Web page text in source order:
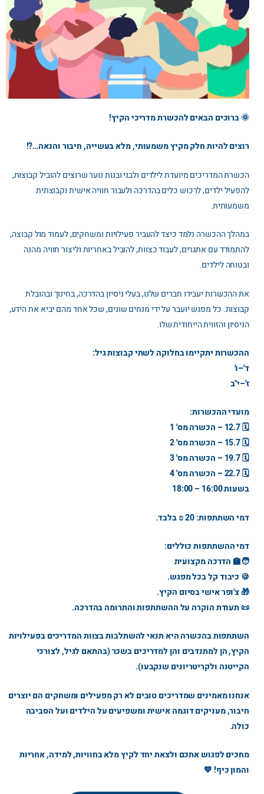
🌞 ברוכים הבאים להכשרת מדריכי הקיץ!
רוצים להיות חלק מקיץ משמעותי, מלא בעשייה, חיבור והנאה…?!
הכשרת המדריכים מיועדת לילדים ולבני ובנות נוער שרוצים להוביל קבוצות,
להפעיל ילדים, לרכוש כלים בהדרכה ולעבור חוויה אישית וקבוצתית
משמעותית.
במהלך ההכשרה נלמד כיצד להעביר פעילויות ומשחקים, לעמוד מול קבוצה,
להתמודד עם אתגרים, לעבוד כצוות, להוביל באחריות וליצור חוויה מהנה
ובטוחה לילדים.
את ההכשרות יעבירו חברים שלנו, בעלי ניסיון בהדרכה, בחינוך ובהובלת
קבוצות. כל מפגש יועבר על ידי מנחים שונים, שכל אחד מהם יביא את הידע,
הניסיון והזווית הייחודית שלו.
ההכשרות יתקיימו בחלוקה לשתי קבוצות גיל:
ד'–ו'
ז'–י"ב
מועדי ההכשרות:
🗓️ 12.7 – הכשרה מס' 1
🗓️ 15.7 – הכשרה מס' 2
🗓️ 19.7 – הכשרה מס' 3
🗓️ 22.7 – הכשרה מס' 4
בשעות 16:00 – 18:00
דמי השתתפות: 20 ₪ בלבד.
דמי ההשתתפות כוללים:
🧑‍🏫 הדרכה מקצועית
🍪 כיבוד קל בכל מפגש.
🎁 צ'ופר אישי בסיום הקיץ.
📜 תעודת הוקרה על ההשתתפות והתרומה בהדרכה.
השתתפות בהכשרה היא תנאי להשתלבות בצוות המדריכים בפעילויות
הקיץ, הן למתנדבים והן למדריכים בשכר (בהתאם לגיל, לצורכי
הקייטנה ולקריטריונים שנקבעו).
אנחנו מאמינים שמדריכים טובים לא רק מפעילים ומשחקים הם יוצרים
חיבור, מעניקים דוגמה אישית ומשפיעים על הילדים ועל הסביבה
כולה.
מחכים לפגוש אתכם ולצאת יחד לקיץ מלא בחוויות, למידה, אחריות
והמון כיף! 💙